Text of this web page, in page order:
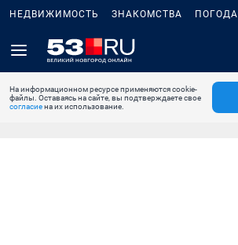
НЕДВИЖИМОСТЬ ЗНАКОМСТВА ПОГОДА
На информационном ресурсе применяются cookie-
файлы. Оставаясь на сайте, вы подтверждаете свое
согласиена их использование.